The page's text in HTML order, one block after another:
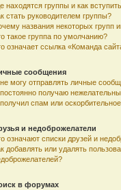
находятся группы и как
стать руководителем группы?
названия некоторых групп
такое группа по умолчанию?
означает ссылка «Команда
сообщения
могу отправлять личные
получаю
спам или
и недоброжелатели
означают списки друзей и
добавлять или удалять
в форумах